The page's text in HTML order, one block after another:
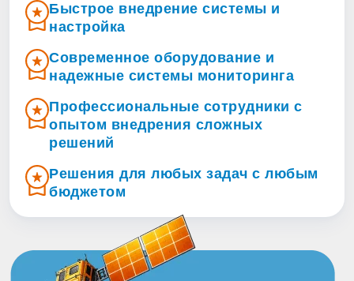
Быстрое внедрение системы и
настройка
Современное оборудование и
надежные системы мониторинга
Профессиональные сотрудники с
опытом внедрения сложных
решений
Решения для любых задач с любым
бюджетом